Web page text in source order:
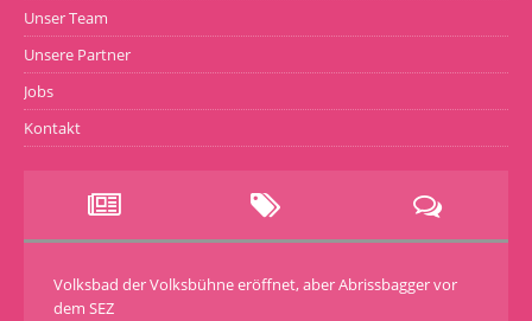
Unser Team
Unsere Partner
Jobs
Kontakt
Volksbad der Volksbühne eröffnet, aber Abrissbagger vor
dem SEZ